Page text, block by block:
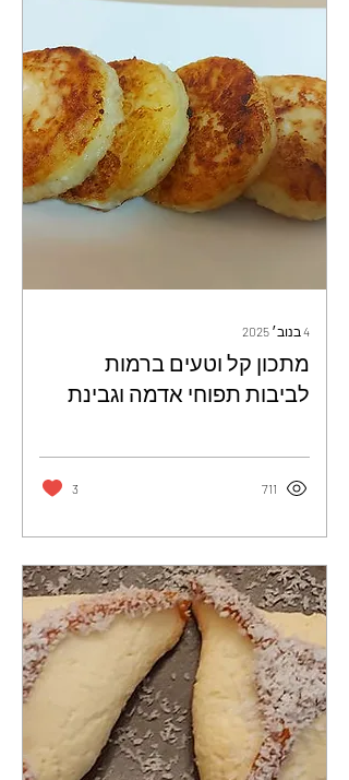
4 בנוב׳ 2025
מתכון קל וטעים ברמות
לביבות תפוחי אדמה וגבינת
הצפיחית של צחית
711
3